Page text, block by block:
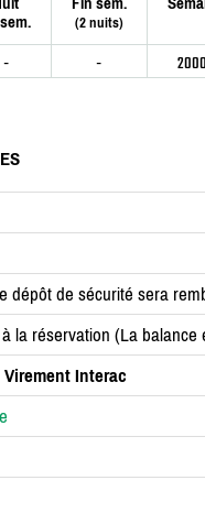
(2 nuits)
- -
dépôt de sécurité sera
la réservation (La balance
Interac